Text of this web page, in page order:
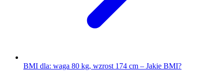
BMI dla: waga 80 kg, wzrost 174 cm – Jakie BMI?